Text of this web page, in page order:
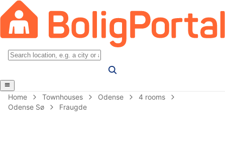
Home Townhouses Odense
4 rooms
Odense Sø
Fraugde